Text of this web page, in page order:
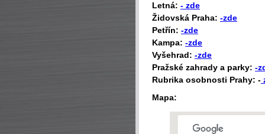
Letná: - zde
Židovská Praha: -zde
Petřín: -zde
Kampa: -zde
Vyšehrad: -zde
Pražské zahrady a parky: -
Rubrika osobnosti Prahy: -
Mapa: